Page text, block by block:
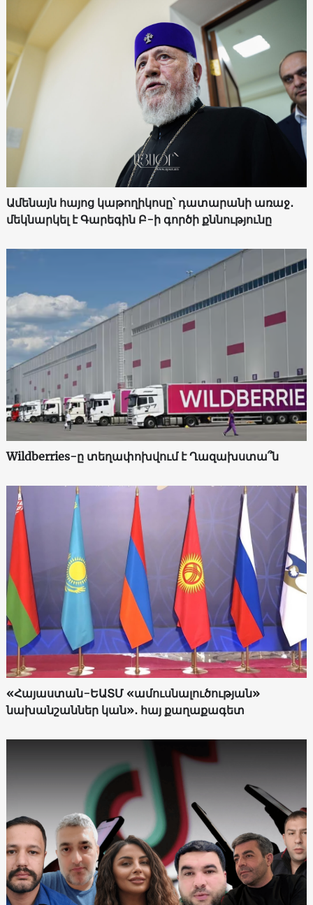
Ամենայն հայոց կաթողիկոսը՝ դատարանի առաջ․
մեկնարկել է Գարեգին Բ-ի գործի քննությունը
Wildberries-ը տեղափոխվում է Ղազախստա՞ն
«Հայաստան-ԵԱՏՄ «ամուսնալուծության»
նախանշաններ կան»․ հայ քաղաքագետ